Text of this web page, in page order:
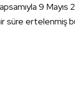
9 Mayıs
süre ertelenmiş